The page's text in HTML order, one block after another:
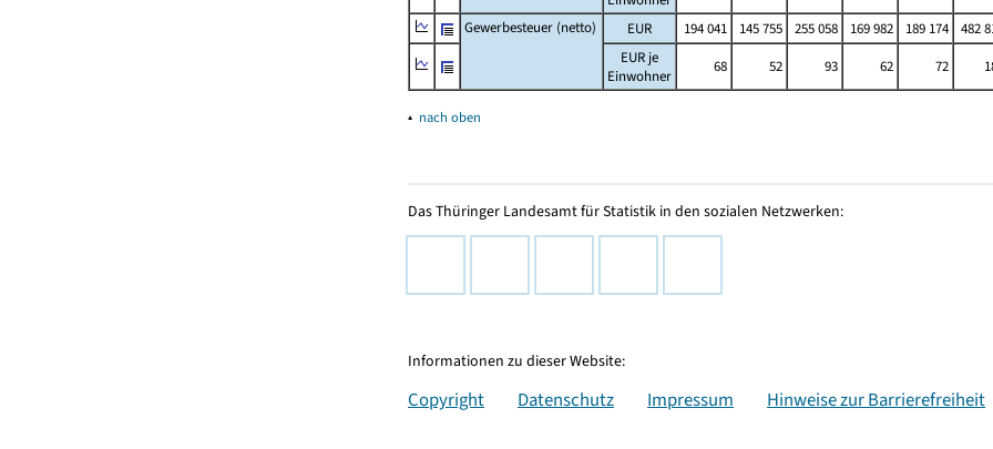
Gewerbesteuer (netto)
EUR 194 041 145 755 255 058 169 982 189 174 482
EUR je
Einwohner
68 52 93 62 72
▴ nach oben
Das Thüringer Landesamt für Statistik in den sozialen Netzwerken:
Informationen zu dieser Website:
Copyright Datenschutz Impressum Hinweise zur Barrierefreiheit